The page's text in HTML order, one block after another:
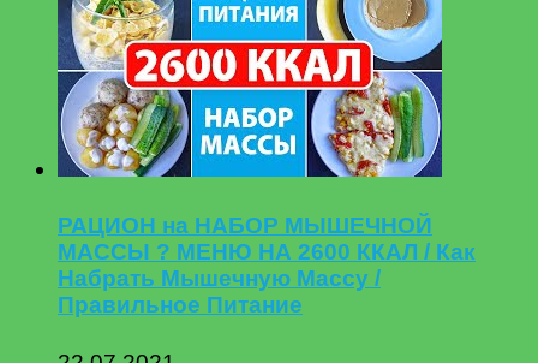
РАЦИОН на НАБОР МЫШЕЧНОЙ
МАССЫ ? МЕНЮ НА 2600 ККАЛ / Как
Набрать Мышечную Массу /
Правильное Питание